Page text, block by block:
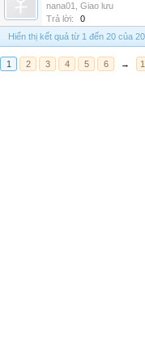
nana01
Giao lưu
Trả lời:
0
Hiển thị kết quả từ 1 đến 20 của
1 2 3 4 5 6 →